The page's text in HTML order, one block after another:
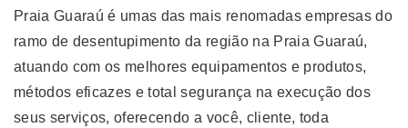
Praia Guaraú é umas das mais renomadas empresas do
ramo de desentupimento da região na Praia Guaraú,
atuando com os melhores equipamentos e produtos,
métodos eficazes e total segurança na execução dos
seus serviços, oferecendo a você, cliente, toda